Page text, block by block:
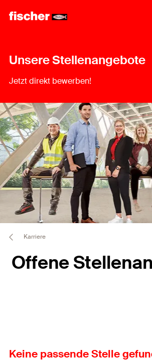
Unsere Stellenangebote
Jetzt direkt bewerben!
Karriere
Offene
Keine passende Stelle